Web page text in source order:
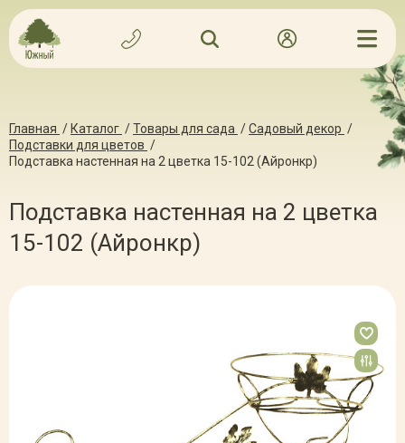
Главная / Каталог /Товары для сада /Садовый декор /
Подставки для цветов /
Подставка настенная на 2 цветка 15-102 (Айронкр)
Подставка настенная на 2 цветка
15-102 (Айронкр)